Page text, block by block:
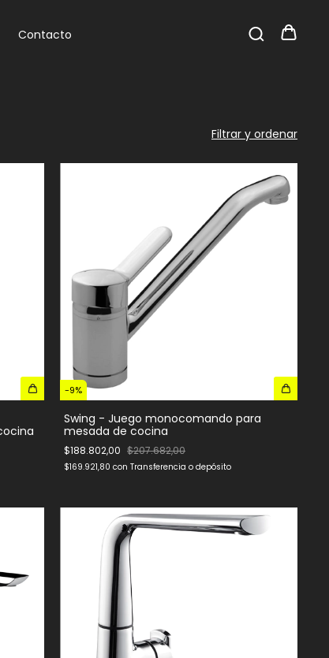
Contacto
Filtrar y ordenar
-9%
Swing - Juego monocomando para
mesada de cocina
$188.802,00 $207.682,00
$169.921,80 con Transferencia o depósito